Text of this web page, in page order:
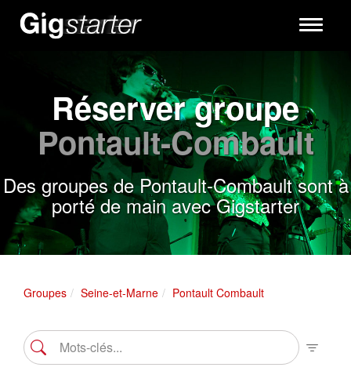
Toggle
Réserver groupe
Pontault-Combault
Des groupes de Pontault-Combault sont à
porté de main avec Gigstarter
Groupes Seine-et-Marne Pontault Combault